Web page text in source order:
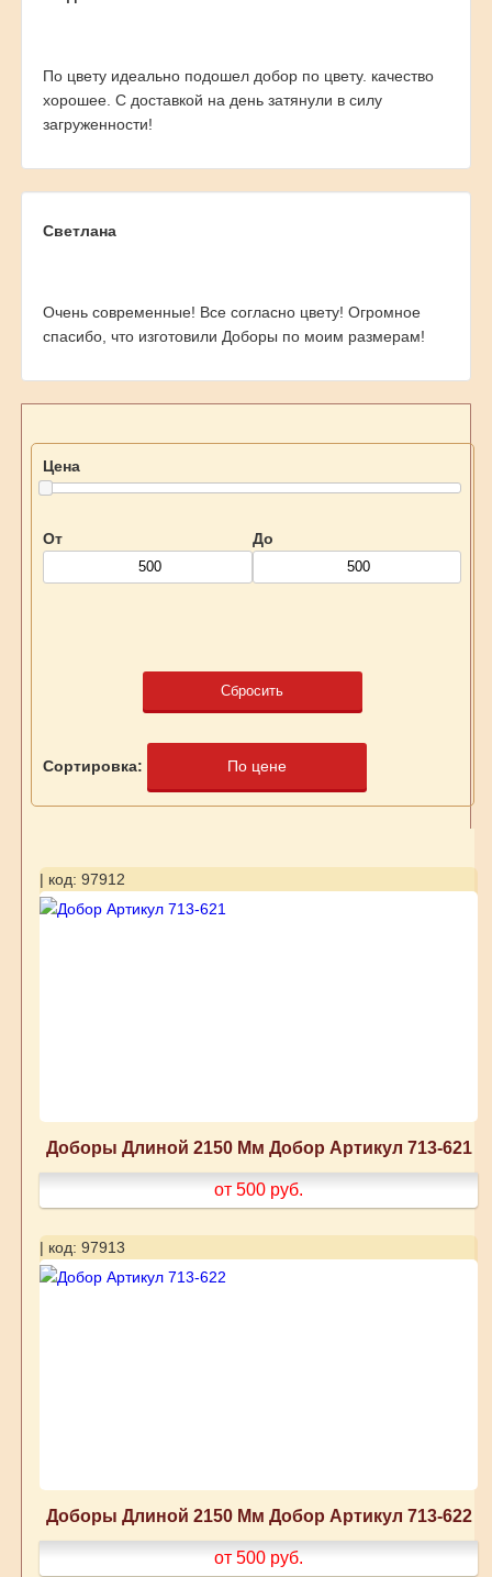
По цвету идеально подошел добор по цвету. качество
хорошее. С доставкой на день затянули в силу
загруженности!
Светлана
Очень современные! Все согласно цвету! Огромное
спасибо, что изготовили Доборы по моим размерам!
Цена
От До
Сбросить
Сортировка: По цене
| код: 97912
Доборы Длиной 2150 Мм Добор Артикул 713-621
от 500 руб.
| код: 97913
Доборы Длиной 2150 Мм Добор Артикул 713-622
от 500 руб.